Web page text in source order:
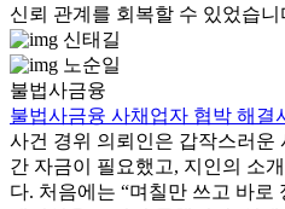
신뢰 관계를 회복할 수 있었습니
신태길
노순일
불법사금융
불법사금융 사채업자 협박 해결
사건 경위 의뢰인은 갑작스러운
간 자금이 필요했고, 지인의 소
다. 처음에는 “며칠만 쓰고 바로